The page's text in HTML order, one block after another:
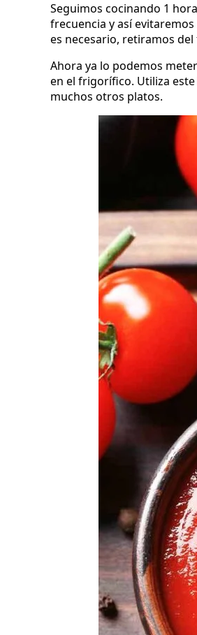
Seguimos cocinando 1
frecuencia y así
es necesario, retiramos
Ahora ya lo podemos
en el frigorífico. Utiliza
muchos otros platos.